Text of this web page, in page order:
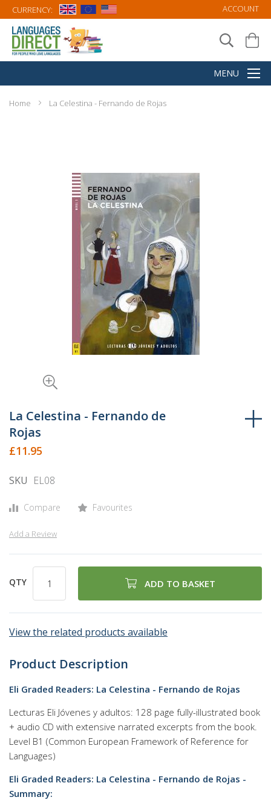
CURRENCY: ACCOUNT
Home La Celestina - Fernando de Rojas
to
the
beginning
of
images
La Celestina - Fernando de
Rojas
£11.95
SKU EL08
Compare Favourites
Add a Review
QTY ADD TO BASKET
View the related products available
Product Description
Eli Graded Readers: La Celestina - Fernando de Rojas
Lecturas Eli Jóvenes y adultos: 128 page fully-illustrated book
+ audio CD with extensive narrated excerpts from the book.
Level B1 (Common European Framework of Reference for
Languages)
Eli Graded Readers: La Celestina - Fernando de Rojas -
Summary: